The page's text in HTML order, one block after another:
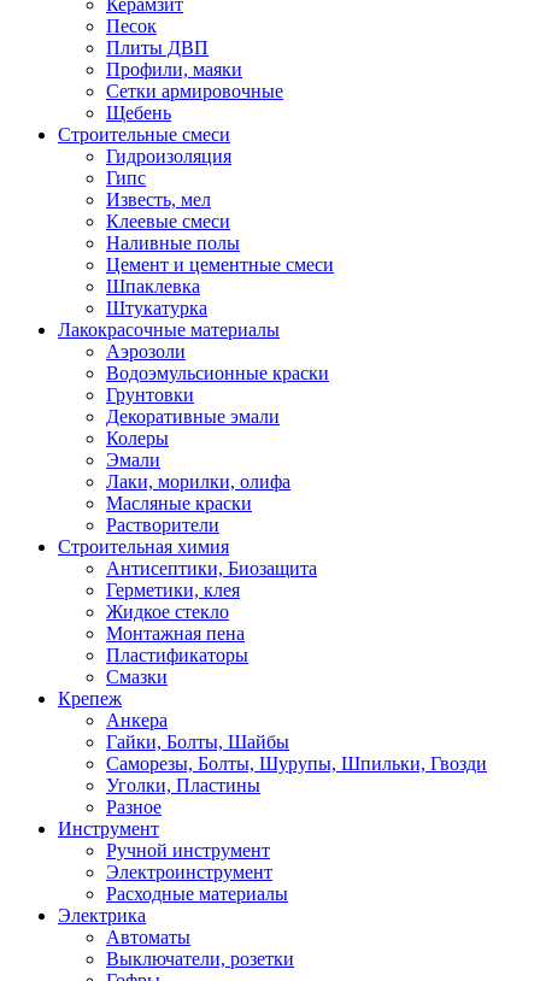
Керамзит
Песок
Плиты ДВП
Профили, маяки
Сетки армировочные
Щебень
Строительные смеси
Гидроизоляция
Гипс
Известь, мел
Клеевые смеси
Наливные полы
Цемент и цементные смеси
Шпаклевка
Штукатурка
Лакокрасочные материалы
Аэрозоли
Водоэмульсионные краски
Грунтовки
Декоративные эмали
Колеры
Эмали
Лаки, морилки, олифа
Масляные краски
Растворители
Строительная химия
Антисептики, Биозащита
Герметики, клея
Жидкое стекло
Монтажная пена
Пластификаторы
Смазки
Крепеж
Анкера
Гайки, Болты, Шайбы
Саморезы, Болты, Шурупы, Шпильки, Гвозди
Уголки, Пластины
Разное
Инструмент
Ручной инструмент
Электроинструмент
Расходные материалы
Электрика
Автоматы
Выключатели, розетки